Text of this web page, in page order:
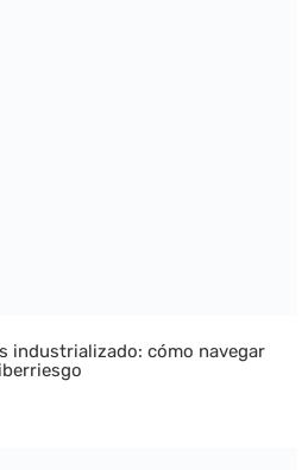
industrializado: cómo navegar